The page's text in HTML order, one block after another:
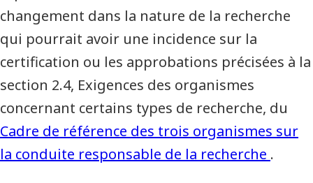
changement dans la nature de la recherche
qui pourrait avoir une incidence sur la
certification ou les approbations précisées à la
section 2.4, Exigences des organismes
concernant certains types de recherche, du
Cadre de référence des trois organismes sur
la conduite responsable de la recherche .